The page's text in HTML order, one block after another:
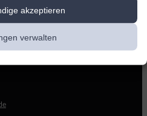
akzeptieren
verwalten
Berlin